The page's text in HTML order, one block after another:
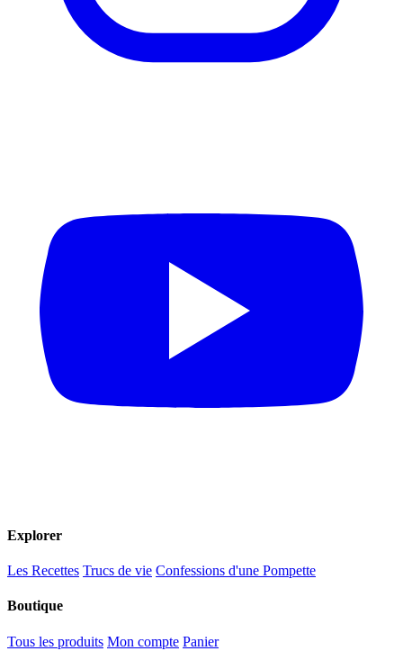
Explorer
Les Recettes Trucs de vie Confessions d'une Pompette
Boutique
Tous les produits Mon compte Panier